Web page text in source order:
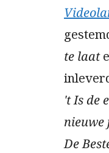
te laat
't Is de
nieuwe
De